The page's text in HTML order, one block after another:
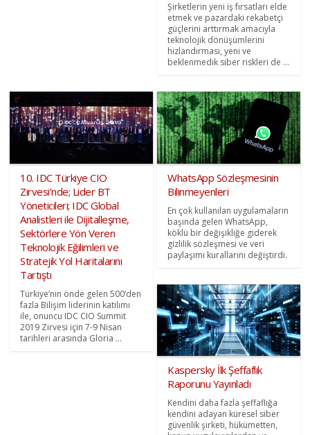
Şirketlerin yeni iş fırsatları elde
etmek ve pazardaki rekabetçi
güçlerini arttırmak amacıyla
teknolojik dönüşümlerini
hızlandırması, yeni ve
beklenmedik siber riskleri de ...
10. IDC Türkiye CIO
Zirvesi’nde; Lider BT
Yöneticileri; IDC Global
Analistleri ile Dijitalleşme,
Sektörlere Yön Veren
Teknolojik Eğilimleri ve
Stratejik Yol Haritalarını
Tartıştı
Türkiye’nin önde gelen 500‘den
fazla Bilişim liderinin katılımı
ile, onuncu IDC CIO Summit
2019 Zirvesi için 7-9 Nisan
tarihleri arasında Gloria ...
WhatsApp Sözleşmesinin
Bilinmeyenleri
En çok kullanılan uygulamaların
başında gelen WhatsApp,
köklü bir değişikliğe giderek
gizlilik sözleşmesi ve veri
paylaşımı kurallarını değiştirdi.
Kaspersky İlk Şeffaflık
Raporunu Yayınladı
Kendini daha fazla şeffaflığa
kendini adayan küresel siber
güvenlik şirketi, hükümetten,